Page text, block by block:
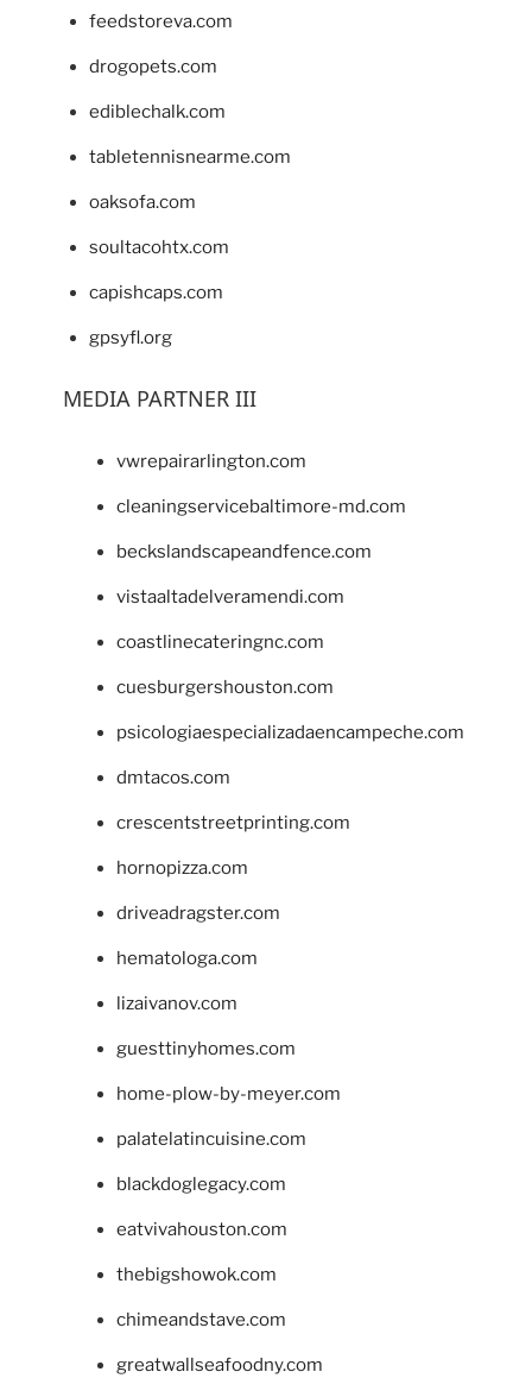
feedstoreva.com
drogopets.com
ediblechalk.com
tabletennisnearme.com
oaksofa.com
soultacohtx.com
capishcaps.com
gpsyfl.org
MEDIA PARTNER III
vwrepairarlington.com
cleaningservicebaltimore-md.com
beckslandscapeandfence.com
vistaaltadelveramendi.com
coastlinecateringnc.com
cuesburgershouston.com
psicologiaespecializadaencampeche.com
dmtacos.com
crescentstreetprinting.com
hornopizza.com
driveadragster.com
hematologa.com
lizaivanov.com
guesttinyhomes.com
home-plow-by-meyer.com
palatelatincuisine.com
blackdoglegacy.com
eatvivahouston.com
thebigshowok.com
chimeandstave.com
greatwallseafoodny.com